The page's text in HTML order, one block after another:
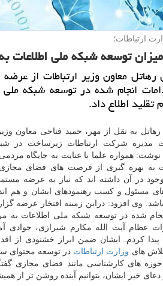
ارتباطات؛
توسعه شبكه ملی اطلاعات
معاون وزیر ارتباطات از
انجام شده در توسعه شبكه ملی
تقلید اطلاع داد.
به نقل از مهر، حمید فتاحی معاون
مدیره شركت ارتباطات زیرساخت در
نوشت: همواره علما با عنایت به جایگاه
به بهره گیری از فرصت های فضای مجازی
در آن داشته اند كه نیاز به عرضه
مسئول و كسب رهنمودهای ایشان و هم
وی افزود: دراین زمینه افتخار عرضه
شده در توسعه شبكه ملی اطلاعات به
عظام آیت الله مكارم شیرازی، جوادی
پیدا كردم. ایشان ضمن ابراز خشنودی از
های وزارت ارتباطات در توسعه محتوای
های كارشناسی مانند فضای مجازی
دعای خیر ایشان، بتوانیم آینده روشن تر از